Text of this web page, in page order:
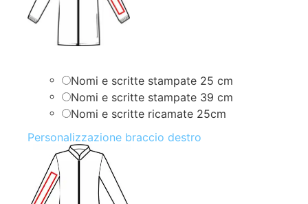
Nomi e scritte stampate 25 cm
Nomi e scritte stampate 39 cm
Nomi e scritte ricamate 25cm
Personalizzazione braccio destro